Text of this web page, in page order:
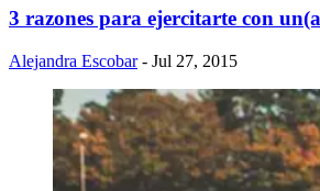
​3 razones para ejercitarte con
Alejandra Escobar - Jul 27, 2015